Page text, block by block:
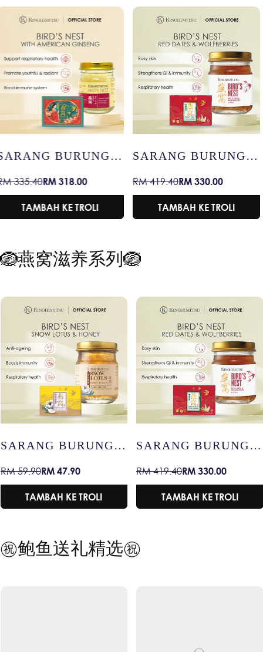
SARANG BURUNG
MERAH &
WOLFBERRY
Harga
jualan
RM 419.40Harga
biasa
RM 330.00
TAMBAH KE TROLI
SARANG BURUNG
SALJI
Harga
jualan
RM 59.90Harga
biasa
RM 47.90
TAMBAH KE TROLI
🪺燕窝滋养系列🪺
SARANG BURUNG
MERAH &
WOLFBERRY
Harga
jualan
RM 419.40Harga
biasa
RM 330.00
TAMBAH KE TROLI
SARANG BURUNG
Harga
jualan
RM 59.90Harga
biasa
RM 48.00
TAMBAH KE TROLI
㊗️鲍鱼送礼精选㊗️